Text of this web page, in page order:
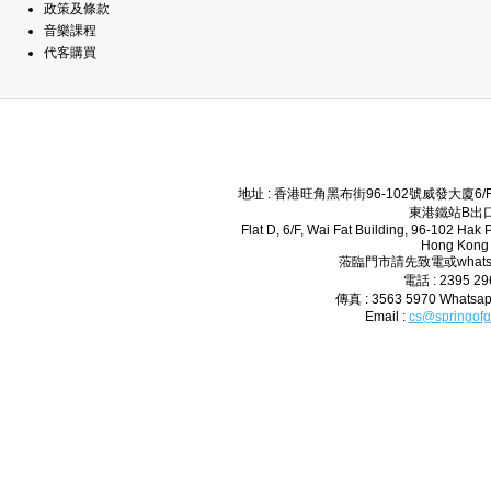
政策及條款
音樂課程
代客購買
地址 : 香港旺角黑布街96-102號威發大廈
東港鐵站B出
Flat D, 6/F, Wai Fat Building, 96-102 Hak
Hong Kong
蒞臨門市請先致電或
電話 : 2395
傳真 : 3563 5970
Email :